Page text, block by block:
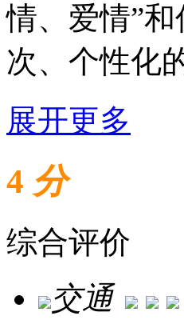
情、爱情”
次、个性化
展开更多
4 分
综合评价
交通